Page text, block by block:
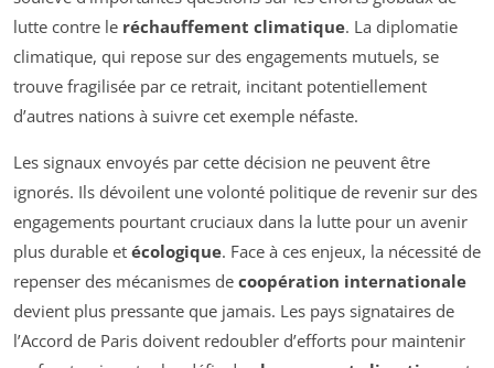
lutte contre le réchauffement climatique. La diplomatie
climatique, qui repose sur des engagements mutuels, se
trouve fragilisée par ce retrait, incitant potentiellement
d’autres nations à suivre cet exemple néfaste.
Les signaux envoyés par cette décision ne peuvent être
ignorés. Ils dévoilent une volonté politique de revenir sur des
engagements pourtant cruciaux dans la lutte pour un avenir
plus durable et écologique. Face à ces enjeux, la nécessité de
repenser des mécanismes de coopération internationale
devient plus pressante que jamais. Les pays signataires de
l’Accord de Paris doivent redoubler d’efforts pour maintenir